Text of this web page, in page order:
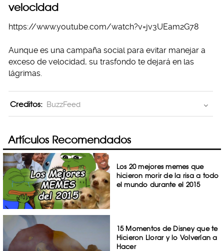
velocidad
https://www.youtube.com/watch?v=jv3UEam2G78
Aunque es una campaña social para evitar manejar a
exceso de velocidad, su trasfondo te dejará en las
lágrimas.
Creditos: BuzzFeed
Artículos Recomendados
Los 20 mejores memes que
hicieron morir de la risa a todo
el mundo durante el 2015
15 Momentos de Disney que te
Hicieron Llorar y lo Volverían a
Hacer